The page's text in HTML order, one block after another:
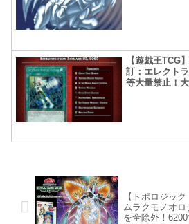
【遊戯王TCG
訂：エレクト
等大量禁止！
【トポロジッ
ムラクモノオ
を全除外！6200